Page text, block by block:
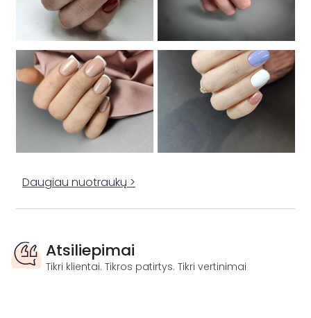
Daugiau nuotraukų >
Atsiliepimai
Tikri klientai. Tikros patirtys. Tikri vertinimai